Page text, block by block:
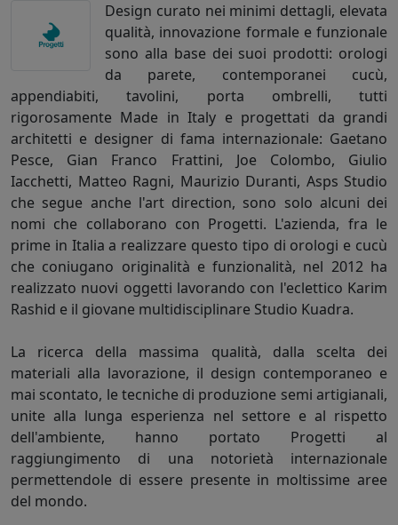
Design curato nei minimi dettagli, elevata
qualità, innovazione formale e funzionale
sono alla base dei suoi prodotti: orologi
da parete, contemporanei cucù,
appendiabiti, tavolini, porta ombrelli, tutti
rigorosamente Made in Italy e progettati da grandi
architetti e designer di fama internazionale: Gaetano
Pesce, Gian Franco Frattini, Joe Colombo, Giulio
Iacchetti, Matteo Ragni, Maurizio Duranti, Asps Studio
che segue anche l'art direction, sono solo alcuni dei
nomi che collaborano con Progetti. L'azienda, fra le
prime in Italia a realizzare questo tipo di orologi e cucù
che coniugano originalità e funzionalità, nel 2012 ha
realizzato nuovi oggetti lavorando con l'eclettico Karim
Rashid e il giovane multidisciplinare Studio Kuadra.
La ricerca della massima qualità, dalla scelta dei
materiali alla lavorazione, il design contemporaneo e
mai scontato, le tecniche di produzione semi artigianali,
unite alla lunga esperienza nel settore e al rispetto
dell'ambiente, hanno portato Progetti al
raggiungimento di una notorietà internazionale
permettendole di essere presente in moltissime aree
del mondo.